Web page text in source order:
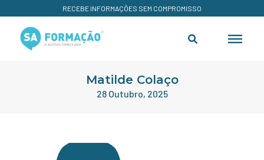
RECEBE INFORMAÇÕES SEM COMPROMISSO
Matilde Colaço
28 Outubro, 2025